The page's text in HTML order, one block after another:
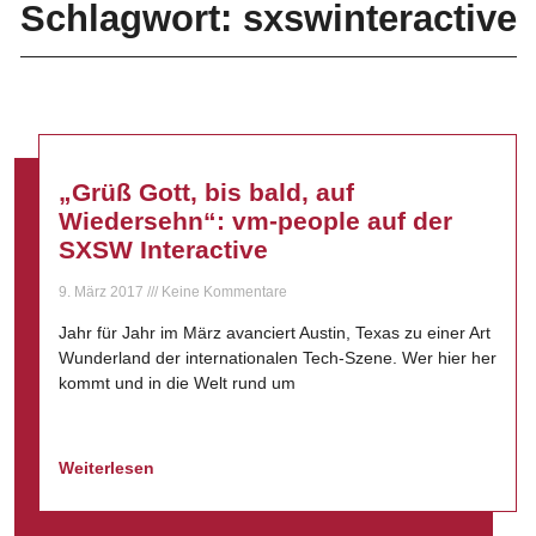
Schlagwort: sxswinteractive
„Grüß Gott, bis bald, auf
Wiedersehn“: vm-people auf der
SXSW Interactive
9. März 2017 Keine Kommentare
Jahr für Jahr im März avanciert Austin, Texas zu einer Art
Wunderland der internationalen Tech-Szene. Wer hier her
kommt und in die Welt rund um
Weiterlesen